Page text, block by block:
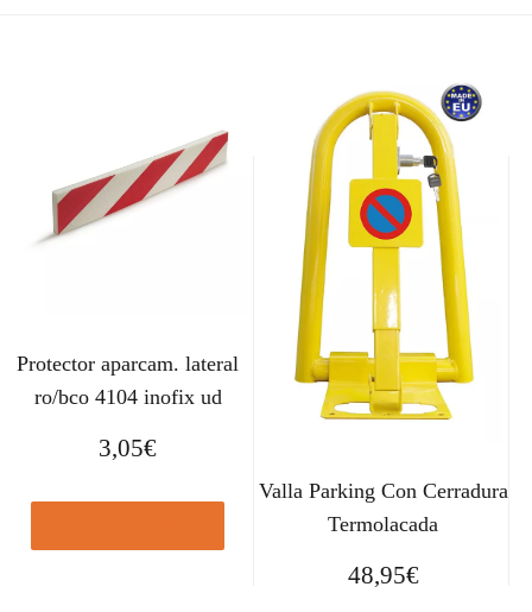
Protector aparcam. lateral
ro/bco 4104 inofix ud
3,05€
Valla Parking Con Cerradura
Termolacada
48,95€